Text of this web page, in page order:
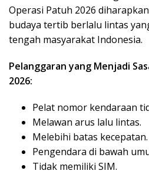
Operasi Patuh 2026
budaya tertib berlalu lintas
tengah masyarakat Indonesia.
Pelanggaran yang Menjadi
2026:
Pelat nomor kendaraan
Melawan arus lalu lintas.
Melebihi batas kecepatan.
Pengendara di bawah
Tidak memiliki SIM.